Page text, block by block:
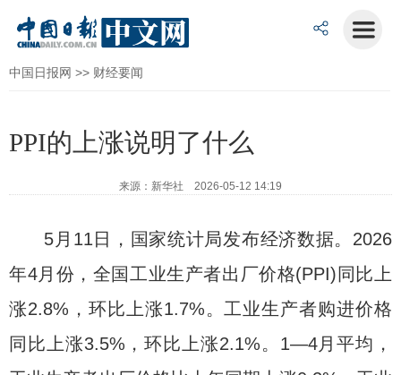
中国日报网 >> 财经要闻
PPI的上涨说明了什么
来源：新华社 2026-05-12 14:19
5月11日，国家统计局发布经济数据。2026
年4月份，全国工业生产者出厂价格(PPI)同比上
涨2.8%，环比上涨1.7%。工业生产者购进价格
同比上涨3.5%，环比上涨2.1%。1—4月平均，